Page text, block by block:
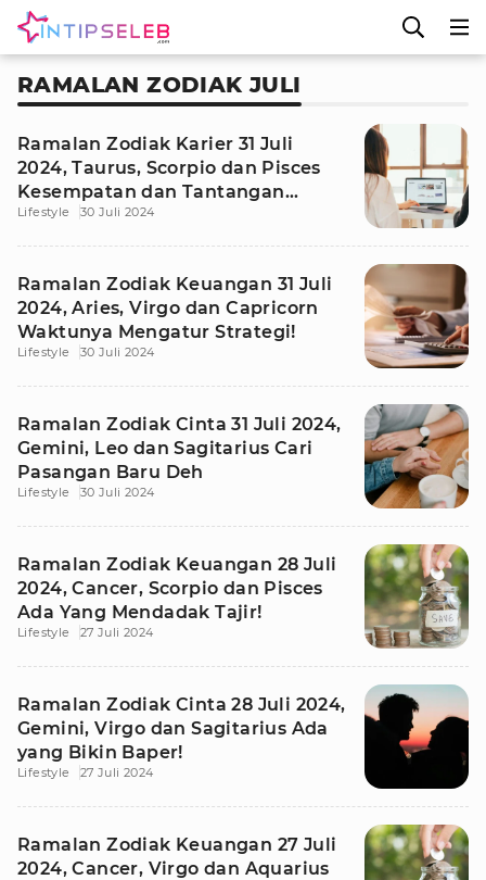
RAMALAN ZODIAK JULI
Ramalan Zodiak Karier 31 Juli
2024, Taurus, Scorpio dan Pisces
Kesempatan dan Tantangan
Menanti!
Lifestyle 30 Juli 2024
Ramalan Zodiak Keuangan 31 Juli
2024, Aries, Virgo dan Capricorn
Waktunya Mengatur Strategi!
Lifestyle 30 Juli 2024
Ramalan Zodiak Cinta 31 Juli 2024,
Gemini, Leo dan Sagitarius Cari
Pasangan Baru Deh
Lifestyle 30 Juli 2024
Ramalan Zodiak Keuangan 28 Juli
2024, Cancer, Scorpio dan Pisces
Ada Yang Mendadak Tajir!
Lifestyle 27 Juli 2024
Ramalan Zodiak Cinta 28 Juli 2024,
Gemini, Virgo dan Sagitarius Ada
yang Bikin Baper!
Lifestyle 27 Juli 2024
Ramalan Zodiak Keuangan 27 Juli
2024, Cancer, Virgo dan Aquarius